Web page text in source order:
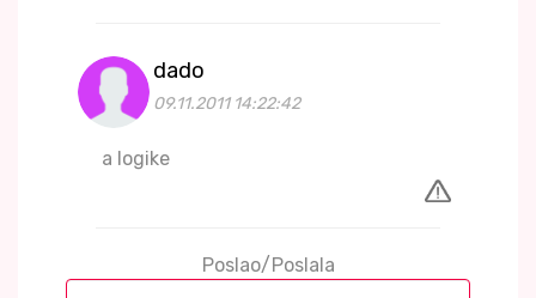
dado
09.11.2011 14:22:42
a logike
Poslao/Poslala